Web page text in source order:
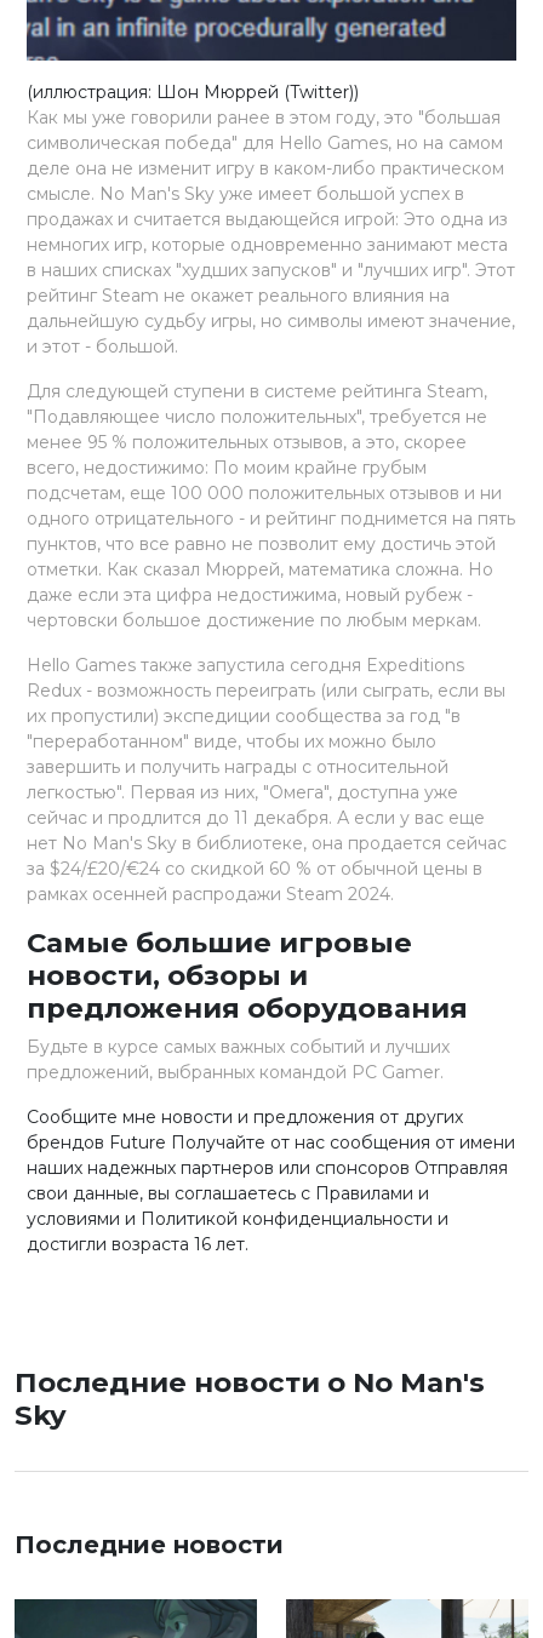
(иллюстрация: Шон Мюррей (Twitter))
Как мы уже говорили ранее в этом году, это "большая
символическая победа" для Hello Games, но на самом
деле она не изменит игру в каком-либо практическом
смысле. No Man's Sky уже имеет большой успех в
продажах и считается выдающейся игрой: Это одна из
немногих игр, которые одновременно занимают места
в наших списках "худших запусков" и "лучших игр". Этот
рейтинг Steam не окажет реального влияния на
дальнейшую судьбу игры, но символы имеют значение,
и этот - большой.
Для следующей ступени в системе рейтинга Steam,
"Подавляющее число положительных", требуется не
менее 95 % положительных отзывов, а это, скорее
всего, недостижимо: По моим крайне грубым
подсчетам, еще 100 000 положительных отзывов и ни
одного отрицательного - и рейтинг поднимется на пять
пунктов, что все равно не позволит ему достичь этой
отметки. Как сказал Мюррей, математика сложна. Но
даже если эта цифра недостижима, новый рубеж -
чертовски большое достижение по любым меркам.
Hello Games также запустила сегодня Expeditions
Redux - возможность переиграть (или сыграть, если вы
их пропустили) экспедиции сообщества за год "в
"переработанном" виде, чтобы их можно было
завершить и получить награды с относительной
легкостью". Первая из них, "Омега", доступна уже
сейчас и продлится до 11 декабря. А если у вас еще
нет No Man's Sky в библиотеке, она продается сейчас
за $24/£20/€24 со скидкой 60 % от обычной цены в
рамках осенней распродажи Steam 2024.
Самые большие игровые
новости, обзоры и
предложения оборудования
Будьте в курсе самых важных событий и лучших
предложений, выбранных командой PC Gamer.
Сообщите мне новости и предложения от других
брендов Future Получайте от нас сообщения от имени
наших надежных партнеров или спонсоров Отправляя
свои данные, вы соглашаетесь с Правилами и
условиями и Политикой конфиденциальности и
достигли возраста 16 лет.
Последние новости о No Man's
Sky
Последние новости